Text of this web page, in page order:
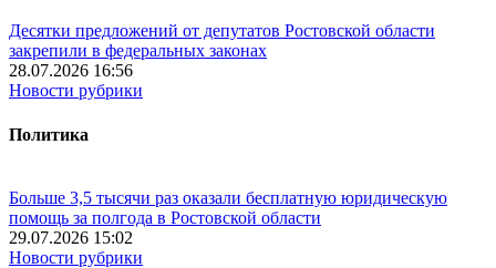
Десятки предложений от депутатов Ростовской области
закрепили в федеральных законах
28.07.2026 16:56
Новости рубрики
Политика
Больше 3,5 тысячи раз оказали бесплатную юридическую
помощь за полгода в Ростовской области
29.07.2026 15:02
Новости рубрики